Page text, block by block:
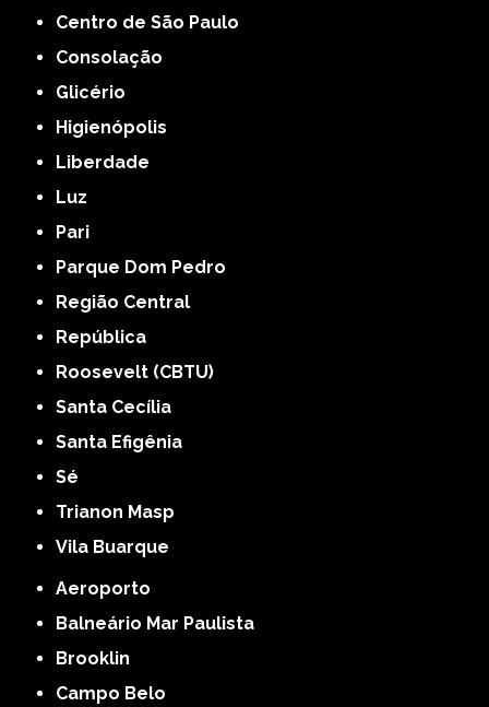
Centro de São Paulo
Consolação
Glicério
Higienópolis
Liberdade
Luz
Pari
Parque Dom Pedro
Região Central
República
Roosevelt (CBTU)
Santa Cecília
Santa Efigênia
Sé
Trianon Masp
Vila Buarque
Aeroporto
Balneário Mar Paulista
Brooklin
Campo Belo